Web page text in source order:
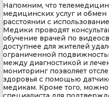
Напомним, что
медицинских услуг и
расстоянии с
Медики проводят
обучение врачей по
доступнее для жителей
ограниченной
между диагностикой и
мониторинг позволяет
здоровья с помощью
медикам. Кроме того,